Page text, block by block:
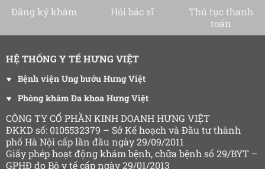
Đăng ký khám Hỏi bác sĩ
Thủ tục thanh
toán
HỆ THỐNG Y TẾ HƯNG VIỆT
Bệnh viện Ung bướu Hưng Việt
Phòng khám Đa khoa Hưng Việt
CÔNG TY CỔ PHẦN KINH DOANH HƯNG VIỆT
ĐKKD số: 0105532379 – Sở Kế hoạch và Đầu tư thành
phố Hà Nội cấp lần đầu ngày 29/09/2011
Giấy phép hoạt động khám bệnh, chữa bệnh số 29/BYT –
GPHĐ do Bộ y tế cấp ngày 29/01/2013